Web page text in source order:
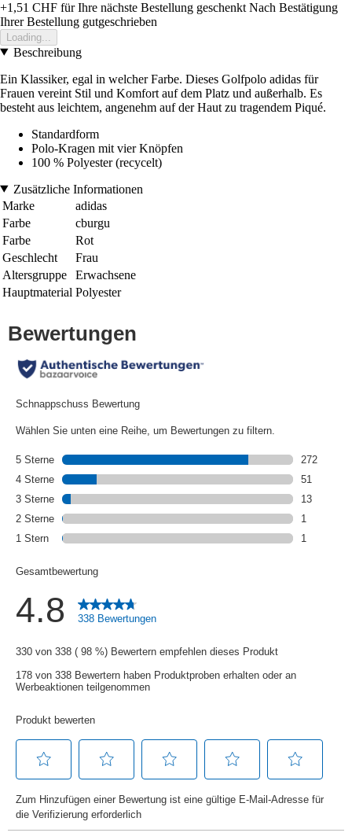
+1,51 CHF für Ihre nächste Bestellung geschenkt Nach Bestätigung
Ihrer Bestellung gutgeschrieben
Loading...
Beschreibung
Ein Klassiker, egal in welcher Farbe. Dieses Golfpolo adidas für
Frauen vereint Stil und Komfort auf dem Platz und außerhalb. Es
besteht aus leichtem, angenehm auf der Haut zu tragendem Piqué.
Standardform
Polo-Kragen mit vier Knöpfen
100 % Polyester (recycelt)
Zusätzliche Informationen
Marke
adidas
Farbe
cburgu
Farbe
Rot
Geschlecht
Frau
Altersgruppe
Erwachsene
Hauptmaterial Polyester